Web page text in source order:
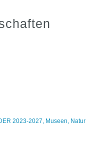
2023-2027, Museen, Natur